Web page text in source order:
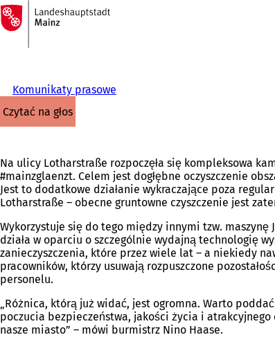
Przejdź do treści
Do
strony
głównej
Komunikaty prasowe
czytać na głos
Na ulicy Lotharstraße rozpoczęła się kompleksowa
#mainzglaenzt. Celem jest dogłębne oczyszczenie
Jest to dodatkowe działanie wykraczające poza
Lotharstraße – obecne gruntowne czyszczenie jest
Wykorzystuje się do tego między innymi tzw. maszynę
działa w oparciu o szczególnie wydajną technologię
zanieczyszczenia, które przez wiele lat – a niekiedy
pracowników, którzy usuwają rozpuszczone
personelu.
„Różnica, którą już widać, jest ogromna. Warto
poczucia bezpieczeństwa, jakości życia i
nasze miasto” – mówi burmistrz Nino Haase.